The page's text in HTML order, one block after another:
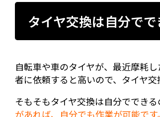
タイヤ交換は自分で
自転車や車のタイヤが、最近摩耗
者に依頼すると高いので、タイヤ
そもそもタイヤ交換は自分でできる
があれば、自分でも作業が可能です。